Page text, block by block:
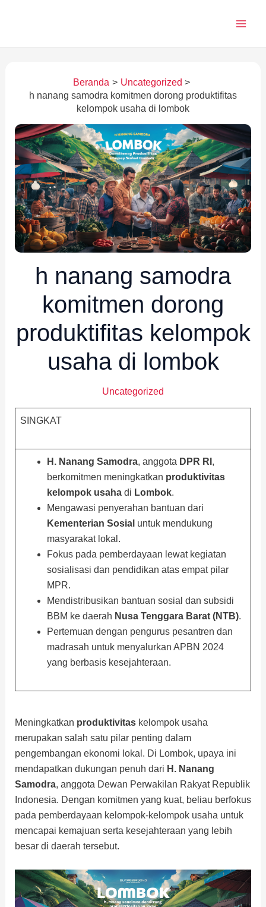
Beranda
Uncategorized
h nanang samodra komitmen dorong produktifitas
kelompok usaha di lombok
h nanang samodra
komitmen dorong
produktifitas kelompok
usaha di lombok
Uncategorized
SINGKAT
H. Nanang Samodra, anggota DPR RI ,
berkomitmen meningkatkan produktivitas
kelompok usahadi Lombok.
Mengawasi penyerahan bantuan dari
Kementerian Sosial untuk mendukung
masyarakat lokal.
Fokus pada pemberdayaan lewat kegiatan
sosialisasi dan pendidikan atas empat pilar
MPR.
Mendistribusikan bantuan sosial dan subsidi
BBM ke daerah Nusa Tenggara Barat (NTB).
Pertemuan dengan pengurus pesantren dan
madrasah untuk menyalurkan APBN 2024
yang berbasis kesejahteraan.
Meningkatkan produktivitaskelompok usaha
merupakan salah satu pilar penting dalam
pengembangan ekonomi lokal. Di Lombok, upaya ini
mendapatkan dukungan penuh dari H. Nanang
Samodra, anggota Dewan Perwakilan Rakyat Republik
Indonesia. Dengan komitmen yang kuat, beliau berfokus
pada pemberdayaan kelompok-kelompok usaha untuk
mencapai kemajuan serta kesejahteraan yang lebih
besar di daerah tersebut.